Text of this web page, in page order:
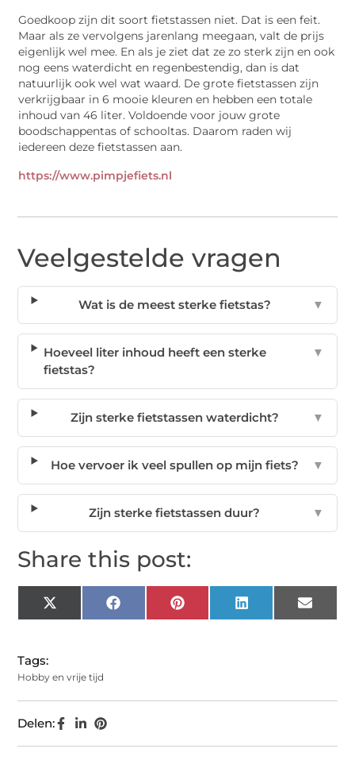
Goedkoop zijn dit soort fietstassen niet. Dat is een feit.
Maar als ze vervolgens jarenlang meegaan, valt de prijs
eigenlijk wel mee. En als je ziet dat ze zo sterk zijn en ook
nog eens waterdicht en regenbestendig, dan is dat
natuurlijk ook wel wat waard. De grote fietstassen zijn
verkrijgbaar in 6 mooie kleuren en hebben een totale
inhoud van 46 liter. Voldoende voor jouw grote
boodschappentas of schooltas. Daarom raden wij
iedereen deze fietstassen aan.
https://www.pimpjefiets.nl
Veelgestelde vragen
Wat is de meest sterke fietstas? ▼
Hoeveel liter inhoud heeft een sterke
fietstas?
▼
Zijn sterke fietstassen waterdicht? ▼
Hoe vervoer ik veel spullen op mijn fiets? ▼
Zijn sterke fietstassen duur? ▼
Share this post:
X
(Twitter)
Facebook Pinterest LinkedIn Email
Tags:
Hobby en vrije tijd
Delen: